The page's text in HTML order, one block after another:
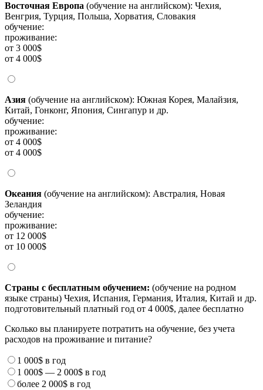
Восточная Европа (обучение на английском): Чехия,
Венгрия, Турция, Польша, Хорватия, Словакия
обучение:
проживание:
от 3 000$
от 4 000$
Азия (обучение на английском): Южная Корея, Малайзия,
Китай, Гонконг, Япония, Сингапур и др.
обучение:
проживание:
от 4 000$
от 4 000$
Океания (обучение на английском): Австралия, Новая
Зеландия
обучение:
проживание:
от 12 000$
от 10 000$
Страны с бесплатным обучением: (обучение на родном
языке страны) Чехия, Испания, Германия, Италия, Китай и др.
подготовительный платный год от 4 000$, далее бесплатно
Сколько вы планируете потратить на обучение, без учета
расходов на проживание и питание?
1 000$ в год
1 000$ — 2 000$ в год
более 2 000$ в год